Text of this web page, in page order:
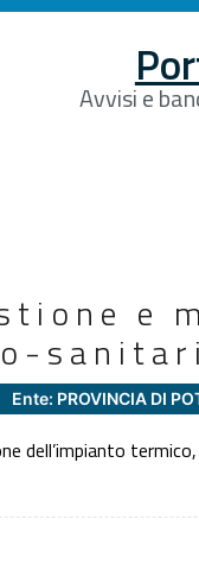
Avvisi e
e
Ente: PROVINCIA DI
dell’impianto